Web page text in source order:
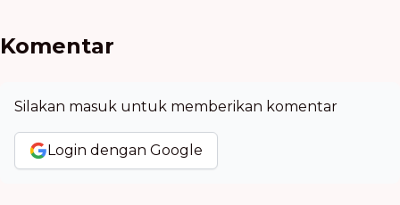
Komentar
Silakan masuk untuk memberikan komentar
Login dengan Google